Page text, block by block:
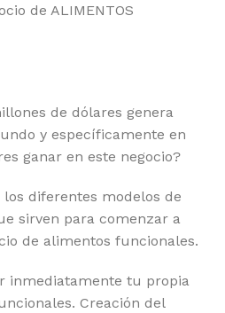
de ALIMENTOS
de dólares genera
y específicamente en
ganar en este negocio?
diferentes modelos de
sirven para comenzar a
de alimentos funcionales.
inmediatamente tu propia
Creación del